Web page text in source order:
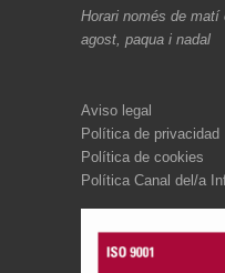
Horari només de matí
agost, paqua i nadal
Aviso legal
Política de privacidad
Política de cookies
Política Canal del/a